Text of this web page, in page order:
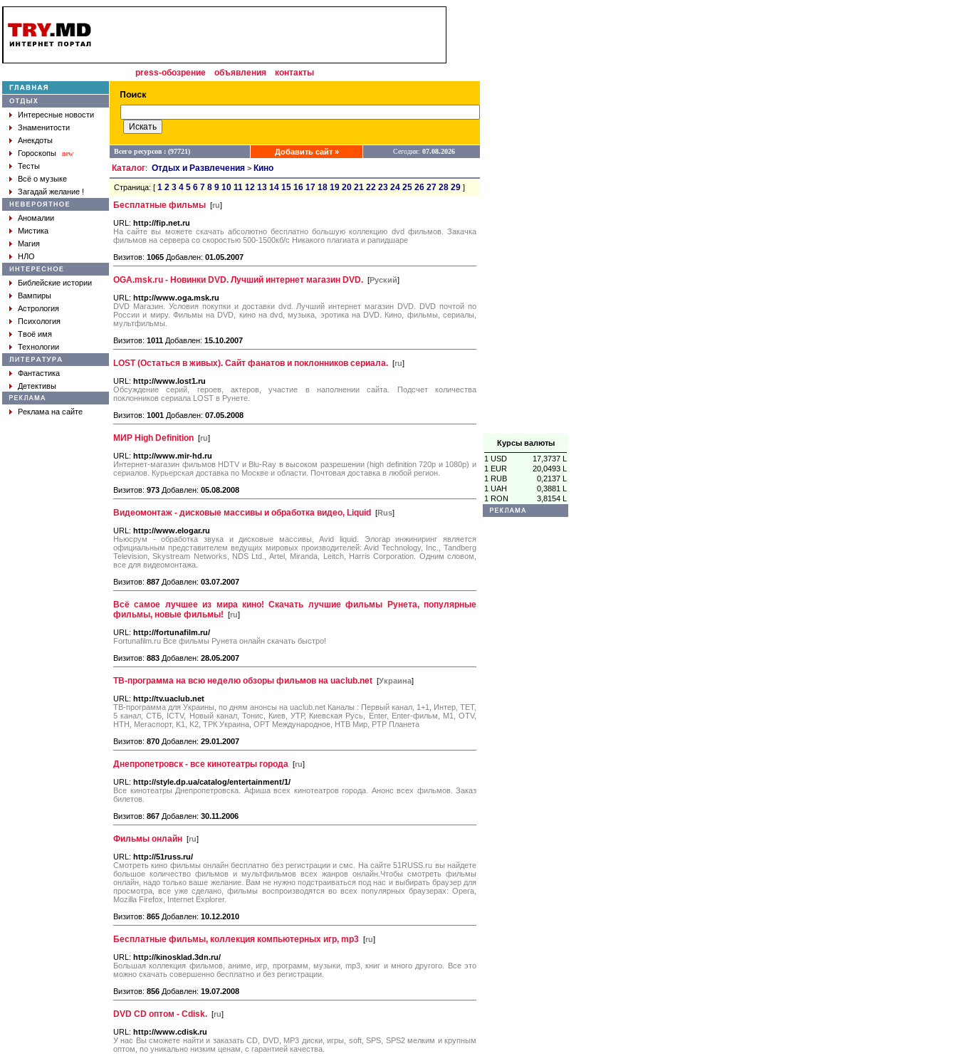
Курсы валюты
1 USD
17,3737 L
1 EUR
20,0493 L
1 RUB
0,2137 L
1 UAH
0,3881 L
1 RON
3,8154 L
press-обозрение объявления контакты
Интересные новости
Знаменитости
Анекдоты
Гороскопы
new
Тесты
Всё о музыке
Загадай желание !
Аномалии
Мистика
Магия
НЛО
Библейские истории
Вампиры
Астрология
Психология
Твоё имя
Технологии
Фантастика
Детективы
Реклама на сайте
Всего ресурсов : (97721) Добавить сайт » Сегодня: 07.08.2026
Каталог: Отдых и Развлечения > Кино
Страница: [ 1 2 3 4 5 6 7 8 9 10 11 12 13 14 15 16 17 18 19 20 21 22 23 24 25 26 27 28 29 ]
Бесплатные фильмы [ru]
URL: http://fip.net.ru
На сайте вы можете скачать абсолютно бесплатно большую коллекцию dvd фильмов. Закачка
фильмов на сервера со скоростью 500-1500кб/с Никакого плагиата и рапидшаре
Визитов: 1065 Добавлен: 01.05.2007
OGA.msk.ru - Новинки DVD. Лучший интернет магазин DVD. [Руский]
URL: http://www.oga.msk.ru
DVD Магазин. Условия покупки и доставки dvd. Лучший интернет магазин DVD. DVD почтой по
России и миру. Фильмы на DVD, кино на dvd, музыка, эротика на DVD. Кино, фильмы, сериалы,
мультфильмы.
Визитов: 1011 Добавлен: 15.10.2007
LOST (Остаться в живых). Сайт фанатов и поклонников сериала. [ru]
URL: http://www.lost1.ru
Обсуждение серий, героев, актеров, участие в наполнении сайта. Подсчет количества
поклонников сериала LOST в Рунете.
Визитов: 1001 Добавлен: 07.05.2008
МИР High Definition [ru]
URL: http://www.mir-hd.ru
Интернет-магазин фильмов HDTV и Blu-Ray в высоком разрешении (high definition 720p и 1080p) и
сериалов. Курьерская доставка по Москве и области. Почтовая доставка в любой регион.
Визитов: 973 Добавлен: 05.08.2008
Видеомонтаж - дисковые массивы и обработка видео, Liquid [Rus]
URL: http://www.elogar.ru
Ньюсрум - обработка звука и дисковые массивы, Avid liquid. Элогар инжиниринг является
официальным представителем ведущих мировых производителей: Avid Technology, Inc., Tandberg
Television, Skystream Networks, NDS Ltd., Artel, Miranda, Leitch, Harris Corporation. Одним словом,
все для видеомонтажа.
Визитов: 887 Добавлен: 03.07.2007
Всё самое лучшее из мира кино! Скачать лучшие фильмы Рунета, популярные
фильмы, новые фильмы! [ru]
URL: http://fortunafilm.ru/
Fortunafilm.ru Все фильмы Рунета онлайн скачать быстро!
Визитов: 883 Добавлен: 28.05.2007
ТВ-программа на всю неделю обзоры фильмов на uaclub.net [Украина]
URL: http://tv.uaclub.net
ТВ-программа для Украины, по дням анонсы на uaclub.net Каналы : Первый канал, 1+1, Интер, ТЕТ,
5 канал, СТБ, ICTV, Новый канал, Тонис, Киев, УТР, Киевская Русь, Enter, Enter-фильм, M1, OTV,
НТН, Мегаспорт, K1, K2, ТРК Украина, ОРТ Международное, НТВ Мир, РТР Планета
Визитов: 870 Добавлен: 29.01.2007
Днепропетровск - все кинотеатры города [ru]
URL: http://style.dp.ua/catalog/entertainment/1/
Все кинотеатры Днепропетровска. Афиша всех кинотеатров города. Анонс всех фильмов. Заказ
билетов.
Визитов: 867 Добавлен: 30.11.2006
Фильмы онлайн [ru]
URL: http://51russ.ru/
Смотреть кино фильмы онлайн бесплатно без регистрации и смс. На сайте 51RUSS.ru вы найдете
большое количество фильмов и мультфильмов всех жанров онлайн.Чтобы смотреть фильмы
онлайн, надо только ваше желание. Вам не нужно подстраиваться под нас и выбирать браузер для
просмотра, все уже сделано, фильмы воспроизводятся во всех популярных браузерах: Opera,
Mozilla Firefox, Internet Explorer.
Визитов: 865 Добавлен: 10.12.2010
Бесплатные фильмы, коллекция компьютерных игр, mp3 [ru]
URL: http://kinosklad.3dn.ru/
Большая коллекция фильмов, аниме, игр, программ, музыки, mp3, книг и много другого. Все это
можно скачать совершенно бесплатно и без регистрации.
Визитов: 856 Добавлен: 19.07.2008
DVD CD оптом - Cdisk. [ru]
URL: http://www.cdisk.ru
У нас Вы сможете найти и заказать CD, DVD, MP3 диски, игры, soft, SPS, SPS2 мелким и крупным
оптом, по уникально низким ценам, с гарантией качества.